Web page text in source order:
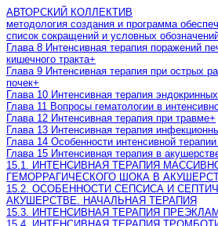
АВТОРСКИЙ КОЛЛЕКТИВ
методология создания и программа
список сокращений и условных
Глава 8 Интенсивная терапия поражений
кишечного тракта+
Глава 9 Интенсивная терапия при острых
почек+
Глава 10 Интенсивная терапия
Глава 11 Вопросы гематологии в
Глава 12 Интенсивная терапия при травме+
Глава 13 Интенсивная терапия
Глава 14 Особенности интенсивной
Глава 15 Интенсивная терапия в
15.1. ИНТЕНСИВНАЯ ТЕРАПИЯ
ГЕМОРРАГИЧЕСКОГО ШОКА В
15.2. ОСОБЕННОСТИ СЕПСИСА И
АКУШЕРСТВЕ. НАЧАЛЬНАЯ ТЕРАПИЯ
15.3. ИНТЕНСИВНАЯ ТЕРАПИЯ